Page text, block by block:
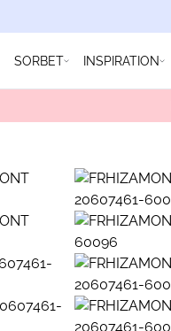
SORBET INSPIRATION